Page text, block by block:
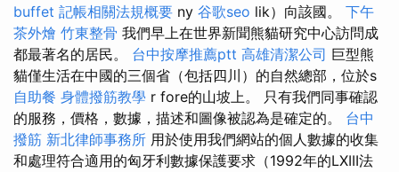
buffet 記帳相關法規概要 ny 谷歌seo lik）向該國。 下午
茶外燴 竹東整骨 我們早上在世界新聞熊貓研究中心訪問成
都最著名的居民。 台中按摩推薦ptt 高雄清潔公司 巨型熊
貓僅生活在中國的三個省（包括四川）的自然總部，位於s
自助餐 身體撥筋教學 r fore的山坡上。 只有我們同事確認
的服務，價格，數據，描述和圖像被認為是確定的。 台中
撥筋 新北律師事務所 用於使用我們網站的個人數據的收集
和處理符合適用的匈牙利數據保護要求（1992年的LXIII法